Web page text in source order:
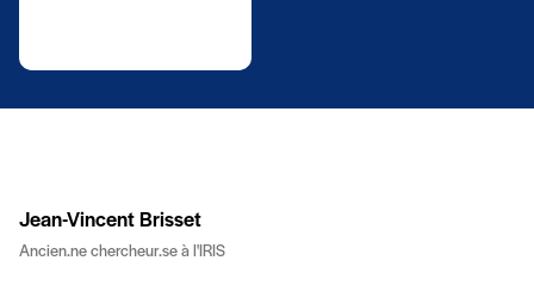
Jean-Vincent Brisset
Ancien.ne chercheur.se à l'IRIS